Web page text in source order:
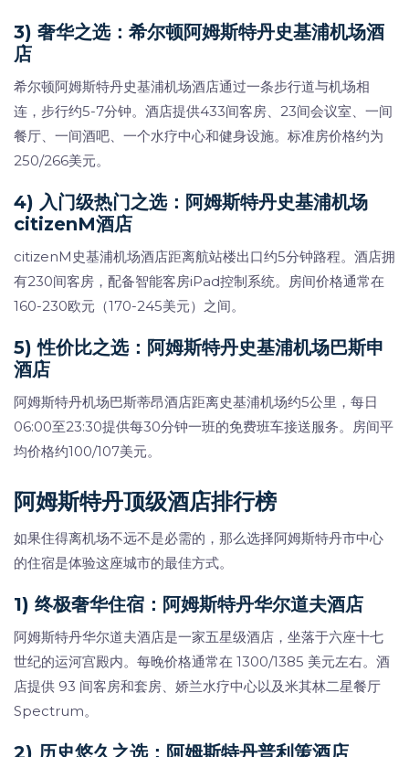
3) 奢华之选：希尔顿阿姆斯特丹史基浦机场酒
店
希尔顿阿姆斯特丹史基浦机场酒店通过一条步行道与机场相
连，步行约5-7分钟。酒店提供433间客房、23间会议室、一间
餐厅、一间酒吧、一个水疗中心和健身设施。标准房价格约为
250/266美元。
4) 入门级热门之选：阿姆斯特丹史基浦机场
citizenM酒店
citizenM史基浦机场酒店距离航站楼出口约5分钟路程。酒店拥
有230间客房，配备智能客房iPad控制系统。房间价格通常在
160-230欧元（170-245美元）之间。
5) 性价比之选：阿姆斯特丹史基浦机场巴斯申
酒店
阿姆斯特丹机场巴斯蒂昂酒店距离史基浦机场约5公里，每日
06:00至23:30提供每30分钟一班的免费班车接送服务。房间平
均价格约100/107美元。
阿姆斯特丹顶级酒店排行榜
如果住得离机场不远不是必需的，那么选择阿姆斯特丹市中心
的住宿是体验这座城市的最佳方式。
1) 终极奢华住宿：阿姆斯特丹华尔道夫酒店
阿姆斯特丹华尔道夫酒店是一家五星级酒店，坐落于六座十七
世纪的运河宫殿内。每晚价格通常在 1300/1385 美元左右。酒
店提供 93 间客房和套房、娇兰水疗中心以及米其林二星餐厅
Spectrum。
2) 历史悠久之选：阿姆斯特丹普利策酒店